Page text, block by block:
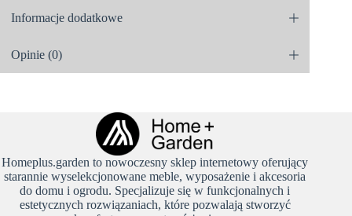
Informacje dodatkowe
Opinie (0)
Homeplus.garden to nowoczesny sklep internetowy oferujący
starannie wyselekcjonowane meble, wyposażenie i akcesoria
do domu i ogrodu. Specjalizuje się w funkcjonalnych i
estetycznych rozwiązaniach, które pozwalają stworzyć